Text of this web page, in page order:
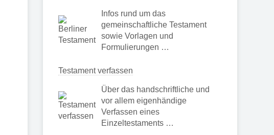
Infos rund um das
gemeinschaftliche Testament
sowie Vorlagen und
Formulierungen …
Testament verfassen
Über das handschriftliche und
vor allem eigenhändige
Verfassen eines
Einzeltestaments …